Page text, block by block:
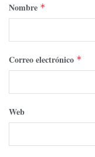
Nombre *
Correo electrónico *
Web